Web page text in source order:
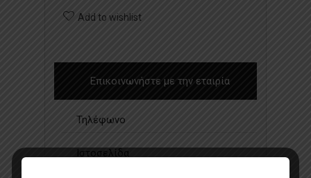
Add to wishlist
Επικοινωνήστε με την εταιρία
Τηλέφωνο
Ιστοσελίδα